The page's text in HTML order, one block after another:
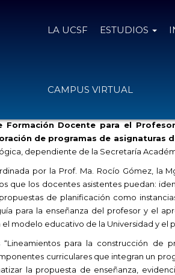
LA UCSF ESTUDIOS
CAMPUS VIRTUAL
Formación Docente para el
de programas de asignaturas
dependiente de la Secretaría
por la Prof. Ma. Rocío Gómez, la
que los docentes asistentes puedan:
de planificación como
para la enseñanza del profesor y el
modelo educativo de la Universidad y el
para la construcción de
curriculares que integran un
la propuesta de enseñanza,